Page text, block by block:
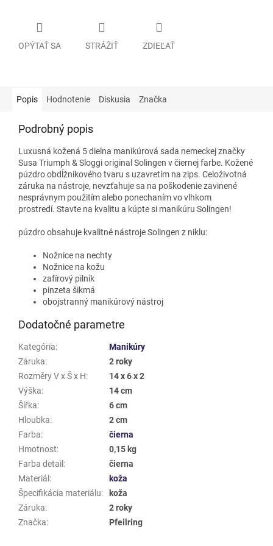
OPÝTAŤ SA STRÁŽIŤ ZDIEĽAŤ
Popis Hodnotenie Diskusia Značka
Podrobný popis
Luxusná kožená 5 dielna manikúrová sada nemeckej značky
Susa Triumph & Sloggi original Solingen v čiernej farbe. Kožené
púzdro obdĺžnikového tvaru s uzavretím na zips. Celoživotná
záruka na nástroje, nevzťahuje sa na poškodenie zavinené
nesprávnym použitím alebo ponechaním vo vlhkom
prostredí. Stavte na kvalitu a kúpte si manikúru Solingen!
púzdro obsahuje kvalitné nástroje Solingen z niklu:
Nožnice na nechty
Nožnice na kožu
zafírový pilník
pinzeta šikmá
obojstranný manikúrový nástroj
Dodatočné parametre
Kategória:
Manikúry
Záruka:
2 roky
Rozměry V x Š x H:
14 x 6 x 2
Výška:
14 cm
Šířka:
6 cm
Hloubka:
2 cm
Farba:
čierna
Hmotnost:
0,15 kg
Farba detail :
čierna
Materiál :
koža
Špecifikácia materiálu:
koža
Záruka:
2 roky
Značka: Pfeilring